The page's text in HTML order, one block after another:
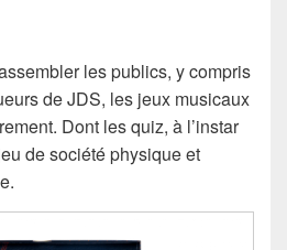
les publics, y compris
de JDS, les jeux musicaux
Dont les quiz, à l’instar
de société physique et